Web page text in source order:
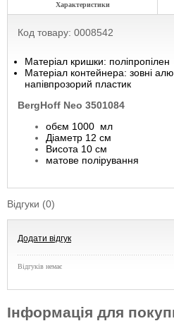
Характеристики
Код товару: 0008542
Матеріал кришки: поліпропілен
Матеріал контейнера: зовні
напівпрозорий пластик
BergHoff Neo 3501084
обєм 1000 мл
Діаметр 12 см
Висота 10 см
матове полірування
Відгуки (0)
Додати відгук
Відгуків немає
Інформація для